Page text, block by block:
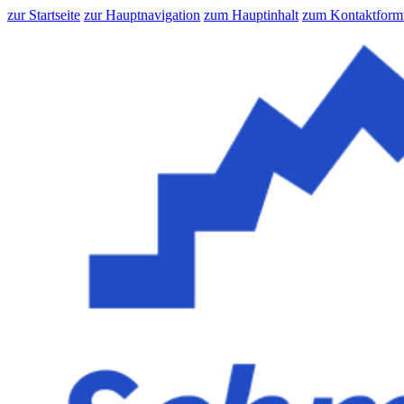
zur Startseite zur Hauptnavigation zum Hauptinhalt zum